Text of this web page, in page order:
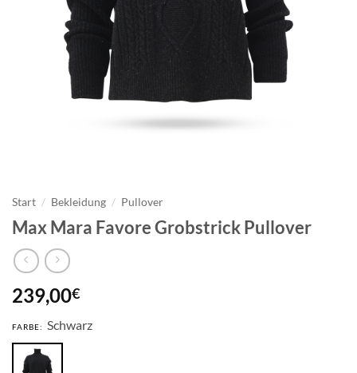
Start / Bekleidung / Pullover
Max Mara Favore Grobstrick Pullover
239,00€
FARBE: Schwarz